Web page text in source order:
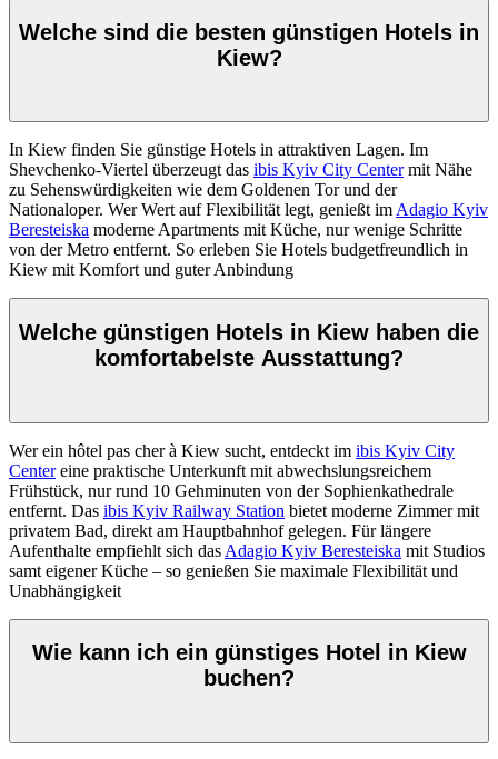
Welche sind die besten günstigen Hotels in
Kiew?
In Kiew finden Sie günstige Hotels in attraktiven Lagen. Im
Shevchenko-Viertel überzeugt das ibis Kyiv City Centermit Nähe
zu Sehenswürdigkeiten wie dem Goldenen Tor und der
Nationaloper. Wer Wert auf Flexibilität legt, genießt im Adagio Kyiv
Beresteiska moderne Apartments mit Küche, nur wenige Schritte
von der Metro entfernt. So erleben Sie Hotels budgetfreundlich in
Kiew mit Komfort und guter Anbindung
Welche günstigen Hotels in Kiew haben die
komfortabelste Ausstattung?
Wer ein hôtel pas cher à Kiew sucht, entdeckt im ibis Kyiv City
Centereine praktische Unterkunft mit abwechslungsreichem
Frühstück, nur rund 10 Gehminuten von der Sophienkathedrale
entfernt. Das ibis Kyiv Railway Station bietet moderne Zimmer mit
privatem Bad, direkt am Hauptbahnhof gelegen. Für längere
Aufenthalte empfiehlt sich das Adagio Kyiv Beresteiska mit Studios
samt eigener Küche – so genießen Sie maximale Flexibilität und
Unabhängigkeit
Wie kann ich ein günstiges Hotel in Kiew
buchen?